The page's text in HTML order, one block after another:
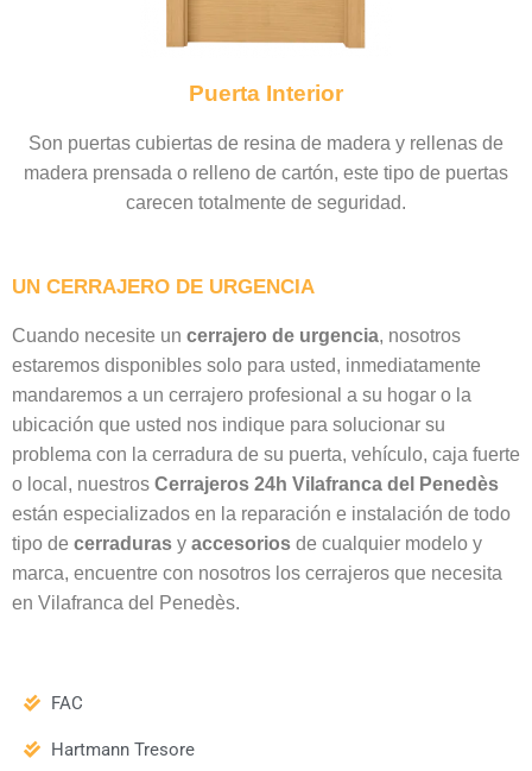
Puerta Interior
Son puertas cubiertas de resina de madera y rellenas de
madera prensada o relleno de cartón, este tipo de puertas
carecen totalmente de seguridad.
UN CERRAJERO DE URGENCIA
Cuando necesite un cerrajero de urgencia, nosotros
estaremos disponibles solo para usted, inmediatamente
mandaremos a un cerrajero profesional a su hogar o la
ubicación que usted nos indique para solucionar su
problema con la cerradura de su puerta, vehículo, caja fuerte
o local, nuestros Cerrajeros 24h Vilafranca del Penedès
están especializados en la reparación e instalación de todo
tipo de cerraduras y accesorios de cualquier modelo y
marca, encuentre con nosotros los cerrajeros que necesita
en Vilafranca del Penedès.
FAC
Hartmann Tresore